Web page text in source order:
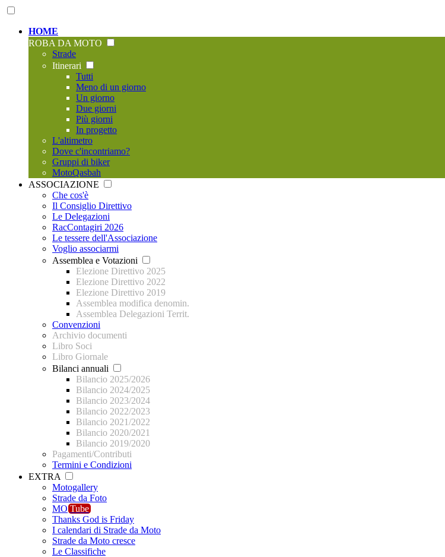
HOME
ROBA DA MOTO
Strade
Itinerari
Tutti
Meno di un giorno
Un giorno
Due giorni
Più giorni
In progetto
L'altimetro
Dove c'incontriamo?
Gruppi di biker
MotoQasbah
ASSOCIAZIONE
Che cos'è
Il Consiglio Direttivo
Le Delegazioni
RacContagiri 2026
Le tessere dell'Associazione
Voglio associarmi
Assemblea e Votazioni
Elezione Direttivo 2025
Elezione Direttivo 2022
Elezione Direttivo 2019
Assemblea modifica denomin.
Assemblea Delegazioni Territ.
Convenzioni
Archivio documenti
Libro Soci
Libro Giornale
Bilanci annuali
Bilancio 2025/2026
Bilancio 2024/2025
Bilancio 2023/2024
Bilancio 2022/2023
Bilancio 2021/2022
Bilancio 2020/2021
Bilancio 2019/2020
Pagamenti/Contributi
Termini e Condizioni
EXTRA
Motogallery
Strade da Foto
MO Tube
Thanks God is Friday
I calendari di Strade da Moto
Strade da Moto cresce
Le Classifiche